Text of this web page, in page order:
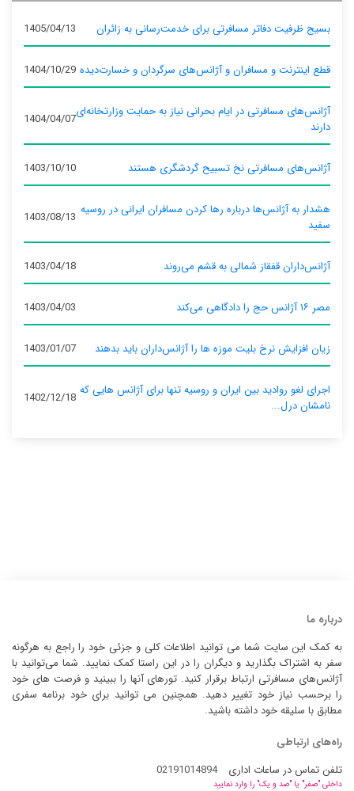
بسیج ظرفیت دفاتر مسافرتی برای خدمت‌رسانی به زائران 1405/04/13
قطع اینترنت و مسافران و آژانس‌های سرگردان و خسارت‌دیده 1404/10/29
آژانس‌های مسافرتی در ایام بحرانی نیاز به حمایت وزارتخانه‌ای
دارند
1404/04/07
آژانس‌های مسافرتی نخ تسبیح گردشگری هستند 1403/10/10
هشدار به آژانس‌ها درباره رها کردن مسافران ایرانی در روسیه
سفید
1403/08/13
آژانس‌داران قفقاز شمالی به قشم می‌روند 1403/04/18
مصر ۱۶ آژانس حج را دادگاهی می‌کند 1403/04/03
زیان افزایش نرخ بلیت موزه ها را آژانس‌داران باید بدهند 1403/01/07
اجرای لغو روادید بین ایران و روسیه تنها برای آژانس‌ هایی که
نامشان درل...
1402/12/18
درباره ما
به کمک این سایت شما می توانید اطلاعات کلی و جزئی خود را راجع به هرگونه
سفر به اشتراک بگذارید و دیگران را در این راستا کمک نمایید. شما می‌توانید با
آژانس‌های مسافرتی ارتباط برقرار کنید. تورهای آنها را ببینید و فرصت های خود
را برحسب نیاز خود تغییر دهید. همچنین می توانید برای خود برنامه سفری
مطابق با سلیقه خود داشته باشید.
راه‌های ارتباطی
تلفن تماس در ساعات اداری
02191014894
داخلی "صفر" یا "صد و یک" را وارد نمایید